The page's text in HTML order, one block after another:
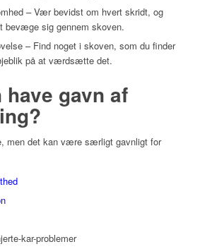
– Vær bevidst om hvert skridt, og
bevæge sig gennem skoven.
– Find noget i skoven, som du finder
på at værdsætte det.
have gavn af
men det kan være særligt gavnligt for
kar-problemer